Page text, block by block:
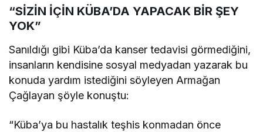
“SİZİN İÇİN KÜBA’DA YAPACAK BİR ŞEY
YOK”
Sanıldığı gibi Küba’da kanser tedavisi görmediğini,
insanların kendisine sosyal medyadan yazarak bu
konuda yardım istediğini söyleyen Armağan
Çağlayan şöyle konuştu:
“Küba’ya bu hastalık teşhis konmadan önce